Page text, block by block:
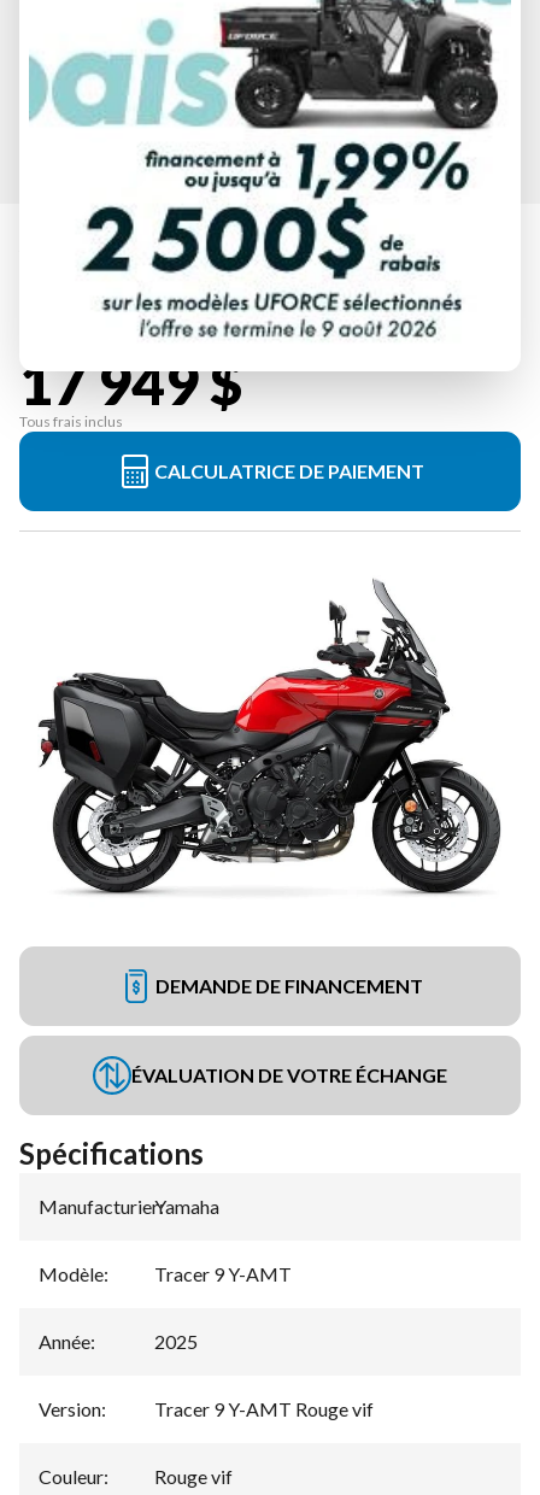
YAMAHA 2025
TRACER 9 Y-AMT ROUGE VIF
17 949 $
Tous frais inclus
CALCULATRICE DE PAIEMENT
DEMANDE DE FINANCEMENT
ÉVALUATION DE VOTRE ÉCHANGE
Spécifications
Manufacturier:
Yamaha
Modèle: Tracer 9 Y-AMT
Année: 2025
Version: Tracer 9 Y-AMT Rouge vif
Couleur: Rouge vif